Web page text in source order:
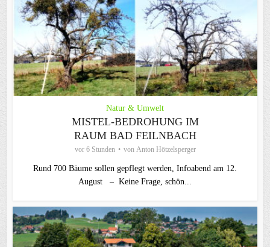
Natur & Umwelt
MISTEL-BEDROHUNG IM
RAUM BAD FEILNBACH
vor 6 Stunden von Anton Hötzelsperger
Rund 700 Bäume sollen gepflegt werden, Infoabend am 12.
August – Keine Frage, schön...